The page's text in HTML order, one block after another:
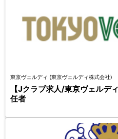
東京ヴェルディ (東京ヴェルディ株式会社)
【Jクラブ求人/東京ヴェルデ
任者